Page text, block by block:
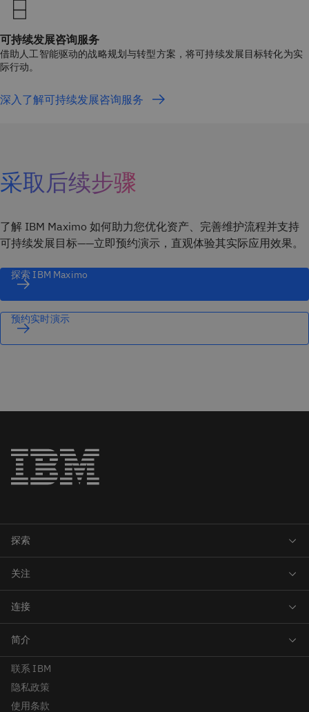
可持续发展咨询服务
借助人工智能驱动的战略规划与转型方案，将可持续发展目标转化为实
际行动。
深入了解可持续发展咨询服务
采取后续步骤
了解 IBM Maximo 如何助力您优化资产、完善维护流程并支持
可持续发展目标——立即预约演示，直观体验其实际应用效果。
探索 IBM Maximo
预约实时演示
联系 IBM
隐私政策
使用条款